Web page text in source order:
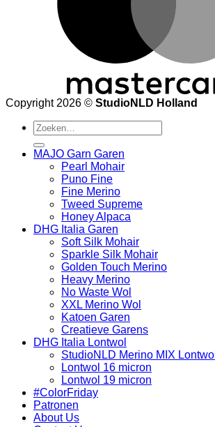
Copyright 2026 © StudioNLD Holland
Zoeken
naar:
MAJO Garn Garen
Pearl Mohair
Puno Fine
Fine Merino
Tweed Supreme
Honey Alpaca
DHG Italia Garen
Soft Silk Mohair
Sparkle Silk Mohair
Golden Touch Merino
Heavy Merino
No Waste Wol
XXL Merino Wol
Katoen Garen
Creatieve Garens
DHG Italia Lontwol
StudioNLD Merino MIX Lontwol
Lontwol 16 micron
Lontwol 19 micron
#ColorFriday
Patronen
About Us